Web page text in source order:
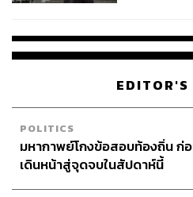
EDITOR'S
POLITICS
มหากาพย์โกงข้อสอบท้องถิ่น ก่
เดินหน้าสู่จุดจบในสัปดาห์นี้